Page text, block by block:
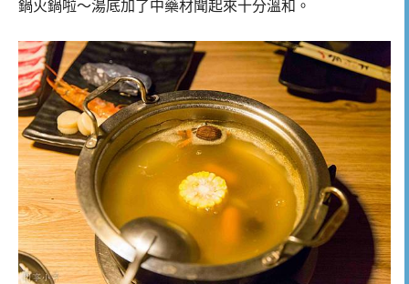
鍋火鍋啦～湯底加了中藥材聞起來十分溫和。